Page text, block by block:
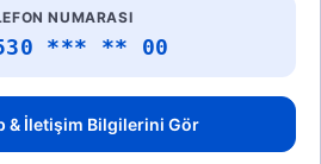
NUMARASI
*** ** 00
& İletişim Bilgilerini Gör